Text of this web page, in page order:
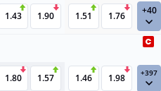
1.43 1.90 1.51 1.76 +40
1.80 1.57 1.46 1.98 +397